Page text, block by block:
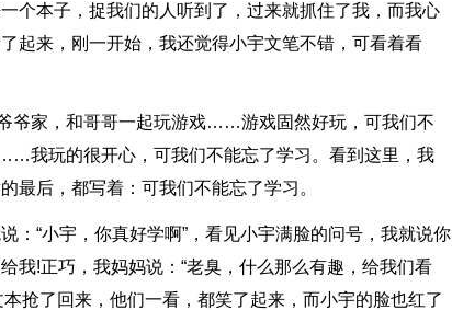
个本子，捉我们的人听到了，过来就抓住了我，而我心
起来，刚一开始，我还觉得小宇文笔不错，可看着看
爷家，和哥哥一起玩游戏……游戏固然好玩，可我们不
我玩的很开心，可我们不能忘了学习。看到这里，我
后，都写着：可我们不能忘了学习。
：“小宇，你真好学啊”，看见小宇满脸的问号，我就说你
我!正巧，我妈妈说：“老臭，什么那么有趣，给我们看
抢了回来，他们一看，都笑了起来，而小宇的脸也红了